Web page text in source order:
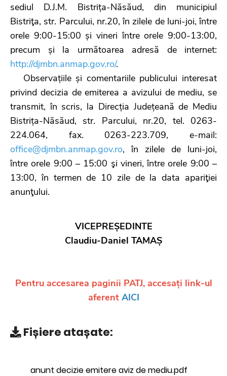
sediul D.J.M. Bistrița-Năsăud, din municipiul
Bistriţa, str. Parcului, nr.20, în zilele de luni-joi, între
orele 9:00-15:00 și vineri între orele 9:00-13:00,
precum și la următoarea adresă de internet:
http://djmbn.anmap.gov.ro/.
Observațiile și comentariile publicului interesat
privind decizia de emiterea a avizului de mediu, se
transmit, în scris, la Direcția Județeană de Mediu
Bistrița-Năsăud, str. Parcului, nr.20, tel. 0263-
224.064, fax. 0263-223.709, e-mail:
office@djmbn.anmap.gov.ro, în zilele de luni-joi,
între orele 9:00 – 15:00 şi vineri, între orele 9:00 –
13:00, în termen de 10 zile de la data apariţiei
anunţului.
VICEPREȘEDINTE
Claudiu-Daniel TAMAȘ
Pentru accesarea paginii PATJ, accesați link-ul
aferent AICI
Fișiere atașate:
anunt decizie emitere aviz de mediu.pdf